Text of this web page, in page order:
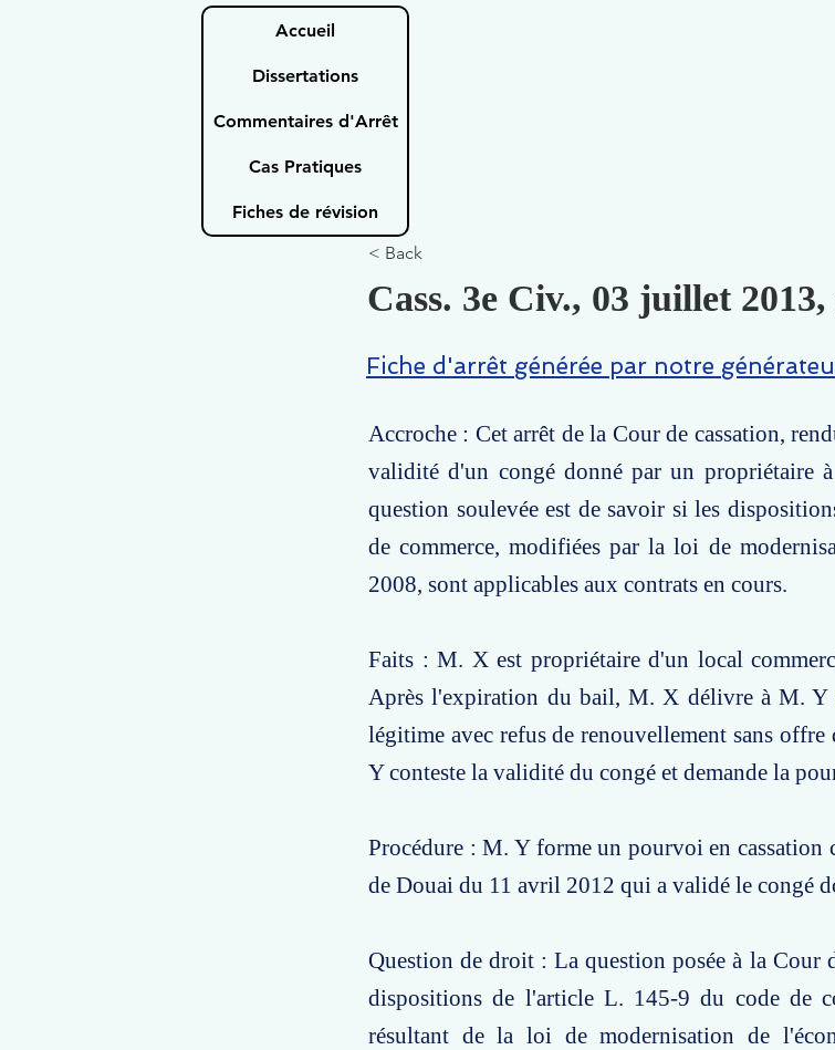
Accueil
Dissertations
Commentaires d'Arrêt
Cas Pratiques
Fiches de révision
< Back
Cass. 3e Civ., 03 juillet
Fiche d'arrêt générée par notre
Accroche : Cet arrêt de la Cour de cassation,
validité d'un congé donné par un propriétaire
question soulevée est de savoir si les
de commerce, modifiées par la loi de
2008, sont applicables aux contrats en cours.
Faits : M. X est propriétaire d'un local
Après l'expiration du bail, M. X délivre à M. Y
légitime avec refus de renouvellement sans
Y conteste la validité du congé et demande la
Procédure : M. Y forme un pourvoi en cassation
de Douai du 11 avril 2012 qui a validé le congé
Question de droit : La question posée à la Cour
dispositions de l'article L. 145-9 du code de
résultant de la loi de modernisation de